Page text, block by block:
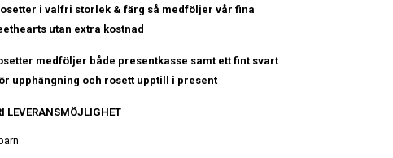
i valfri storlek & färg så medföljer vår fina
utan extra kostnad
medföljer både presentkasse samt ett fint svart
upphängning och rosett upptill i present
LEVERANSMÖJLIGHET